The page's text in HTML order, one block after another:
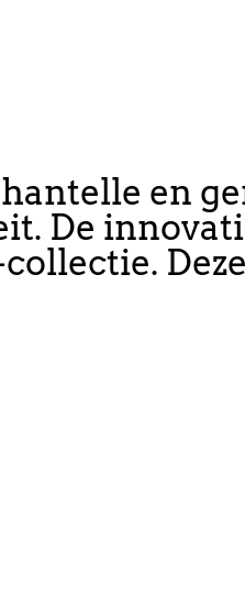
en
De